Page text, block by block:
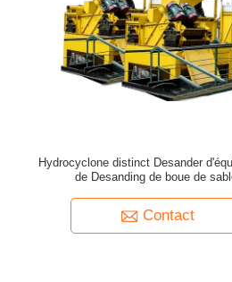
Hydrocyclone distinct Desander
de Desanding de boue de
Contact